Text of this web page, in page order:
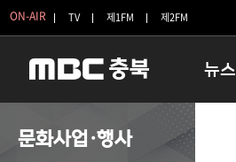
ON-AIR TV 제1FM 제2FM
뉴스
문화사업·행사